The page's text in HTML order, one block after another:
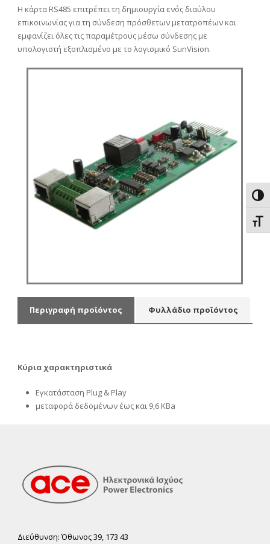
Η κάρτα RS485 επιτρέπει τη δημιουργία ενός διαύλου
επικοινωνίας για τη σύνδεση πρόσθετων μετατροπέων και
εμφανίζει όλες τις παραμέτρους μέσω σύνδεσης με
υπολογιστή εξοπλισμένο με το λογισμικό SunVision.
Περιγραφή προϊόντος Φυλλάδιο προϊόντος
Κύρια χαρακτηριστικά
Εγκατάσταση Plug & Play
μεταφορά δεδομένων έως και 9,6 ΚΒa
Διεύθυνση: Όθωνος 39, 173 43